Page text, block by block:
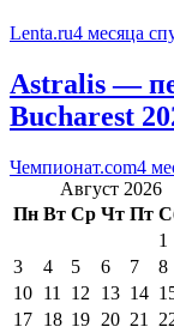
Lenta.ru4 месяца
Astralis —
Bucharest
Чемпионат.com4
Август 2026
Пн Вт Ср Чт Пт
1
3
4 5 6 7 8
10 11 12 13 14
17 18 19 20 21